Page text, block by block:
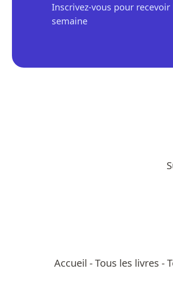
Inscrivez-vous pour
semaine
Accueil -Tous les livres -